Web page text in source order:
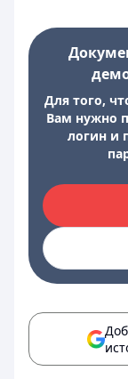
Для того,
Вам нужно
логин и